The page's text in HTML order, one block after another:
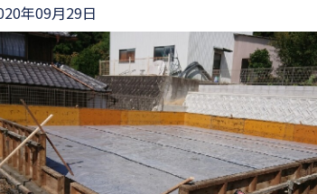
年09月29日